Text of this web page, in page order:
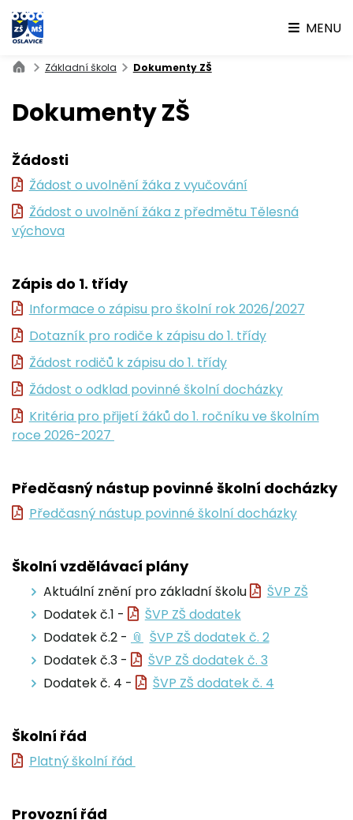
MENU
Základní škola Dokumenty ZŠ
Dokumenty ZŠ
Žádosti
Žádost o uvolnění žáka z vyučování
Žádost o uvolnění žáka z předmětu Tělesná
výchova
Zápis do 1. třídy
Informace o zápisu pro školní rok 2026/2027
Dotazník pro rodiče k zápisu do 1. třídy
Žádost rodičů k zápisu do 1. třídy
Žádost o odklad povinné školní docházky
Kritéria pro přijetí žáků do 1. ročníku ve školním
roce 2026-2027
Předčasný nástup povinné školní docházky
Předčasný nástup povinné školní docházky
Školní vzdělávací plány
Aktuální znění pro základní školu
ŠVP ZŠ
Dodatek č.1 -
ŠVP ZŠ dodatek
Dodatek č.2 -
ŠVP ZŠ dodatek č. 2
Dodatek č.3 -
ŠVP ZŠ dodatek č. 3
Dodatek č. 4 -
ŠVP ZŠ dodatek č. 4
Školní řád
Platný školní řád
Provozní řád